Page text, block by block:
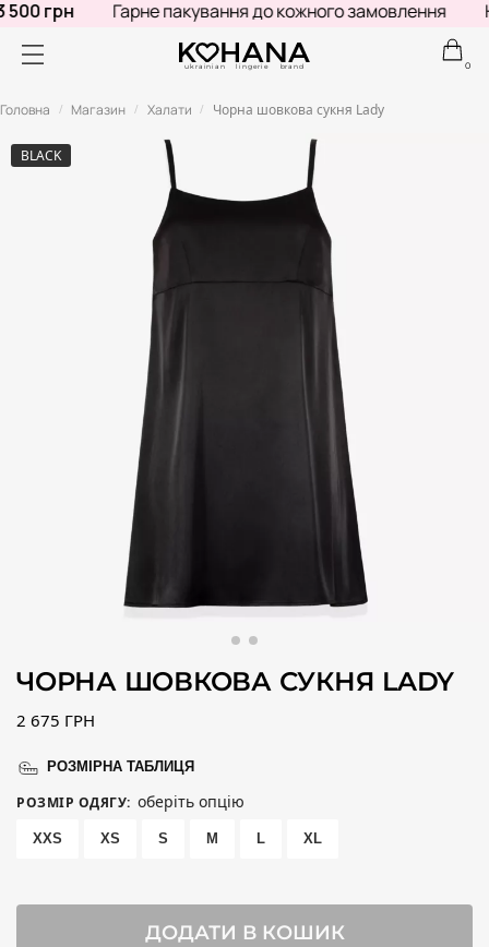
грн Гарне пакування до кожного замовлення
ukrainian lingerie brand 0
Головна / Магазин / Халати / Чорна шовкова сукня Lady
BLACK
ЧОРНА ШОВКОВА СУКНЯ LADY
2 675 ГРН
РОЗМІРНА ТАБЛИЦЯ
РОЗМІР ОДЯГУ: оберіть опцію
XXS XS S M L XL
ДОДАТИ В КОШИК